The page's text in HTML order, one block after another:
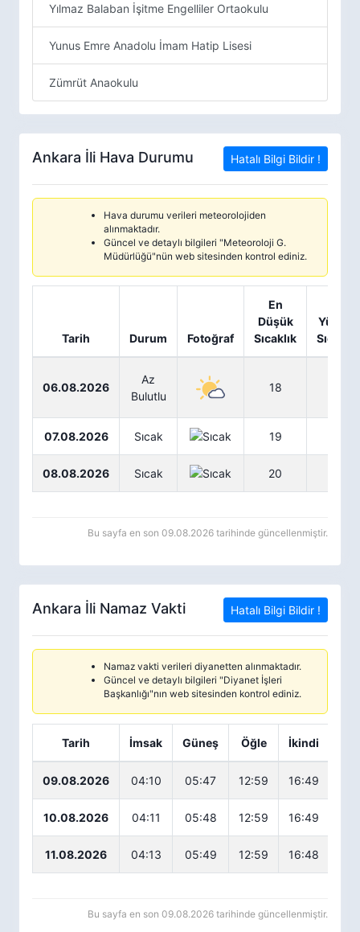
Yılmaz Balaban İşitme Engelliler Ortaokulu
Yunus Emre Anadolu İmam Hatip Lisesi
Zümrüt Anaokulu
Ankara İli Hava Durumu Hatalı Bilgi Bildir !
Hava durumu verileri meteorolojiden
alınmaktadır.
Güncel ve detaylı bilgileri "Meteoroloji G.
Müdürlüğü"nün web sitesinden kontrol ediniz.
Tarih Durum Fotoğraf
En
Düşük
Sıcaklık
Yüksek
Sıcaklık
06.08.2026
Az
Bulutlu
18
07.08.2026 Sıcak 19
08.08.2026 Sıcak 20
Bu sayfa en son 09.08.2026 tarihinde güncellenmiştir.
Ankara İli Namaz Vakti Hatalı Bilgi Bildir !
Namaz vakti verileri diyanetten alınmaktadır.
Güncel ve detaylı bilgileri "Diyanet İşleri
Başkanlığı"nın web sitesinden kontrol ediniz.
Tarih İmsak Güneş Öğle İkindi
09.08.2026 04:10 05:47 12:59 16:49
10.08.2026 04:11 05:48 12:59 16:49
11.08.2026 04:13 05:49 12:59 16:48
Bu sayfa en son 09.08.2026 tarihinde güncellenmiştir.